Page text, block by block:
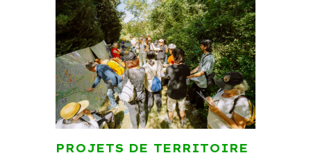
PROJETS DE TERRITOIRE